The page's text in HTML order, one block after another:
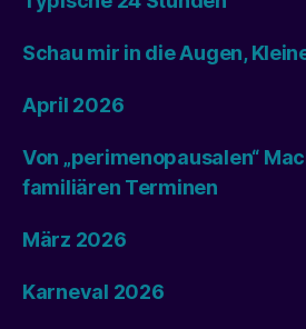
Schau mir in die Augen,
April 2026
Von „perimenopausalen“
familiären Terminen
März 2026
Karneval 2026